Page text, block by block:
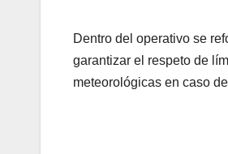
Dentro del operativo se
garantizar el respeto de
meteorológicas en caso